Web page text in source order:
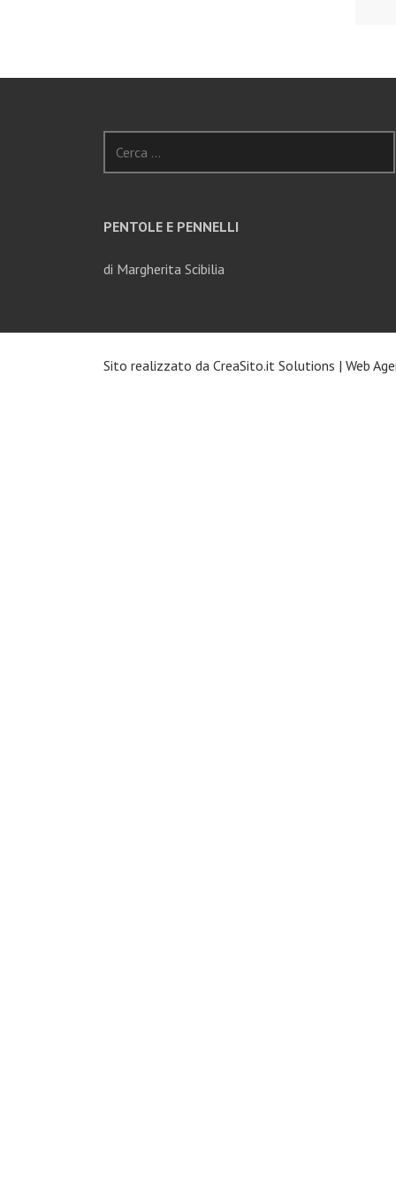
per:
PENTOLE E PENNELLI
di Margherita Scibilia
Sito realizzato da CreaSito.it Solutions | Web